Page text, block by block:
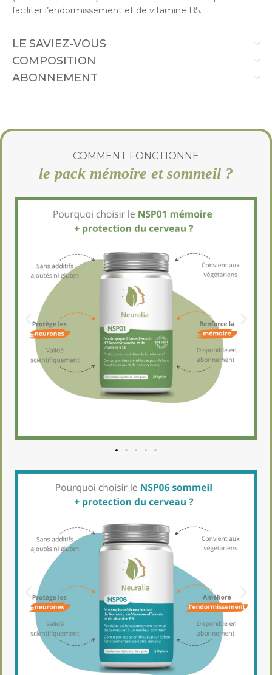
faciliter l’endormissement et de vitamine B5.
LE SAVIEZ-VOUS
COMPOSITION
ABONNEMENT
COMMENT FONCTIONNE
le pack mémoire et sommeil ?